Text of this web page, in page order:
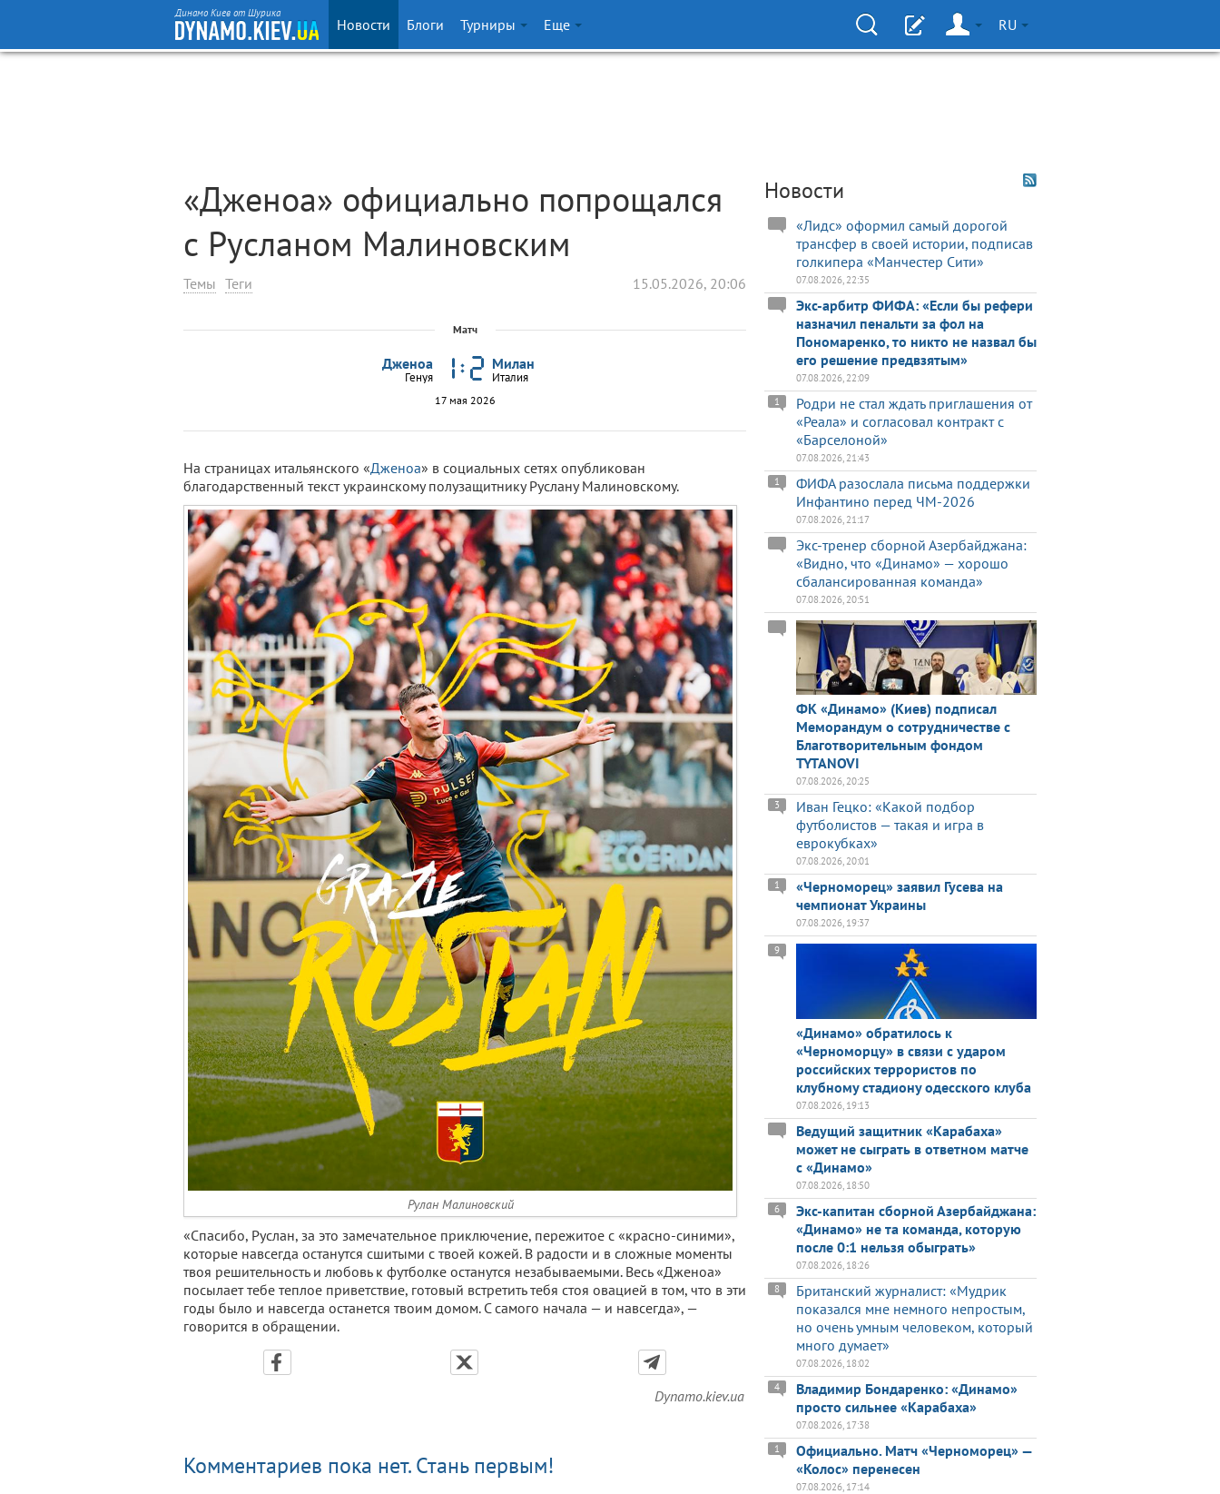
Динамо Киев от Шурика
Новости Блоги Турниры Еще RU
«Дженоа» официально попрощался
с Русланом Малиновским
Темы Теги 15.05.2026, 20:06
Матч
Дженоа
Генуя
Милан
Италия
17 мая 2026
На страницах итальянского «Дженоа» в социальных сетях опубликован
благодарственный текст украинскому полузащитнику Руслану Малиновскому.
Рулан Малиновский
«Спасибо, Руслан, за это замечательное приключение, пережитое с «красно-синими»,
которые навсегда останутся сшитыми с твоей кожей. В радости и в сложные моменты
твоя решительность и любовь к футболке останутся незабываемыми. Весь «Дженоа»
посылает тебе теплое приветствие, готовый встретить тебя стоя овацией в том, что в эти
годы было и навсегда останется твоим домом. С самого начала — и навсегда», —
говорится в обращении.
Dynamo.kiev.ua
Комментариев пока нет. Стань первым!
Новости
«Лидс» оформил самый дорогой
трансфер в своей истории, подписав
голкипера «Манчестер Сити»
07.08.2026, 22:35
Экс-арбитр ФИФА: «Если бы рефери
назначил пенальти за фол на
Пономаренко, то никто не назвал бы
его решение предвзятым»
07.08.2026, 22:09
Родри не стал ждать приглашения от
«Реала» и согласовал контракт с
«Барселоной»
1
07.08.2026, 21:43
ФИФА разослала письма поддержки
Инфантино перед ЧМ-2026
1
07.08.2026, 21:17
Экс-тренер сборной Азербайджана:
«Видно, что «Динамо» — хорошо
сбалансированная команда»
07.08.2026, 20:51
ФК «Динамо» (Киев) подписал
Меморандум о сотрудничестве с
Благотворительным фондом
TYTANOVI
07.08.2026, 20:25
Иван Гецко: «Какой подбор
футболистов — такая и игра в
еврокубках»
3
07.08.2026, 20:01
«Черноморец» заявил Гусева на
чемпионат Украины
1
07.08.2026, 19:37
«Динамо» обратилось к
«Черноморцу» в связи с ударом
российских террористов по
клубному стадиону одесского клуба
9
07.08.2026, 19:13
Ведущий защитник «Карабаха»
может не сыграть в ответном матче
с «Динамо»
07.08.2026, 18:50
Экс-капитан сборной Азербайджана:
«Динамо» не та команда, которую
после 0:1 нельзя обыграть»
6
07.08.2026, 18:26
Британский журналист: «Мудрик
показался мне немного непростым,
но очень умным человеком, который
много думает»
8
07.08.2026, 18:02
Владимир Бондаренко: «Динамо»
просто сильнее «Карабаха»
4
07.08.2026, 17:38
Официально. Матч «Черноморец» —
«Колос» перенесен
1
07.08.2026, 17:14